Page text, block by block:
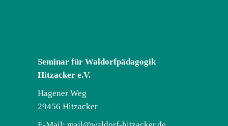
Seminar für Waldorfpädagogik
Hitzacker e.V.
Hagener Weg
29456 Hitzacker